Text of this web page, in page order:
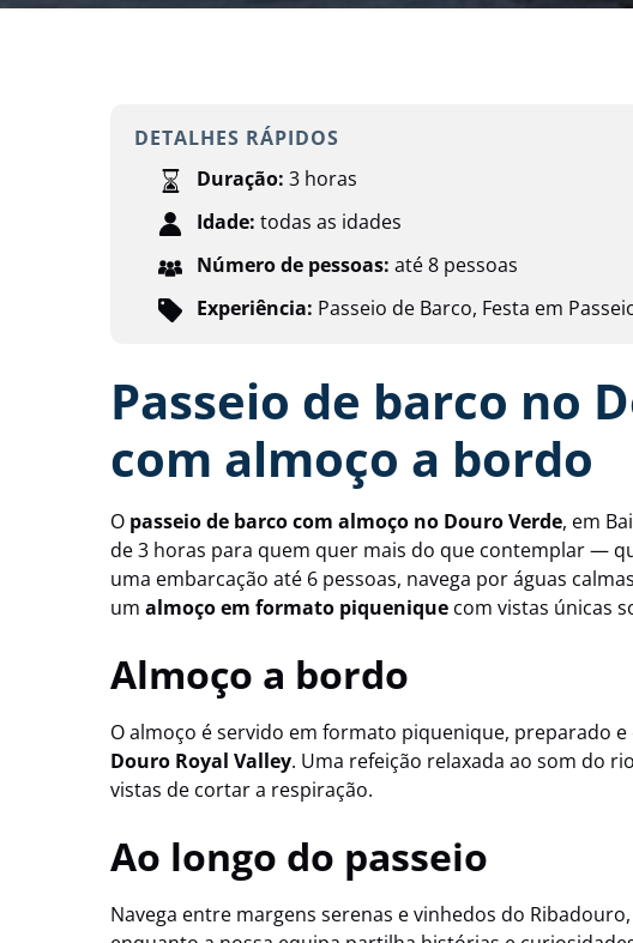
DETALHES RÁPIDOS
Duração: 3 horas
Idade: todas as idades
Número de pessoas: até 8 pessoas
Experiência: Passeio de Barco, Festa em
Passeio de barco no
com almoço a bordo
O passeio de barco com almoço no Douro Verde, em
de 3 horas para quem quer mais do que contemplar —
uma embarcação até 6 pessoas, navega por águas
um almoço em formato piquenique com vistas únicas
Almoço a bordo
O almoço é servido em formato piquenique, preparado
Douro Royal Valley. Uma refeição relaxada ao som do
vistas de cortar a respiração.
Ao longo do passeio
Navega entre margens serenas e vinhedos do